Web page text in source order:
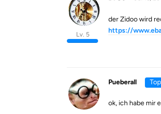
Lv. 5
der Zidoo wird
https://
Pueberall
ok, ich habe mir